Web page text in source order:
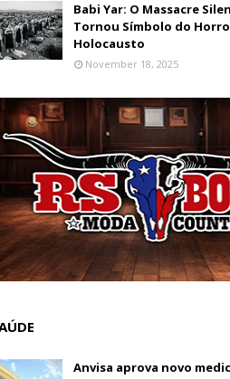
Babi Yar: O Massacre
Tornou Símbolo do
Holocausto
November 18, 2025
Anvisa aprova novo